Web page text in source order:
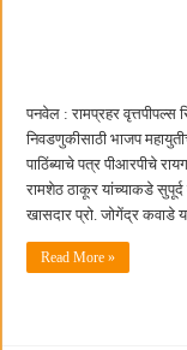
पनवेल : रामप्रहर वृत्तपीपल्स
निवडणुकीसाठी भाजप
पाठिंब्याचे पत्र पीआरपीचे
रामशेठ ठाकूर यांच्याकडे सुपूर्द
खासदार प्रो. जोगेंद्र कवाडे
Read More »